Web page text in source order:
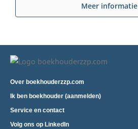
Meer informatie
Over boekhouderzzp.com
Ik ben boekhouder (aanmelden)
Service en contact
Volg ons op LinkedIn